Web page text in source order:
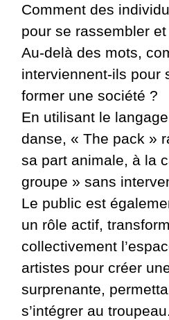
Comment des
pour se rassembler
Au-delà des mots,
interviennent-ils pour
former une société ?
En utilisant le
danse, « The pack »
sa part animale, à la
groupe » sans
Le public est
un rôle actif,
collectivement
artistes pour créer
surprenante,
s’intégrer au troupeau.